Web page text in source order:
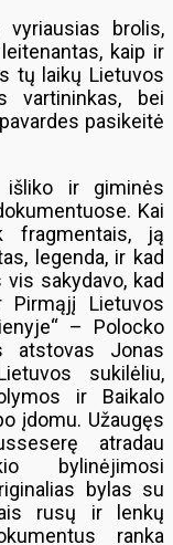
brolis,
kaip ir
tų laikų Lietuvos
vartininkas, bei
pasikeitė
išliko ir giminės
Kai
fragmentais, ją
legenda, ir kad
sakydavo, kad
Lietuvos
– Polocko
atstovas Jonas
sukilėliu,
ir Baikalo
įdomu. Užaugęs
atradau
bylinėjimosi
bylas su
rusų ir lenkų
ranka